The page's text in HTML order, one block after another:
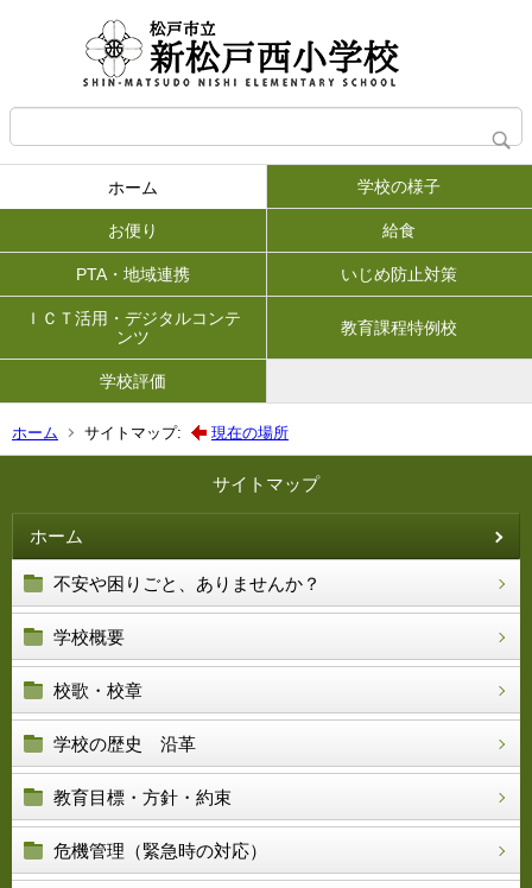
ホーム 学校の様子
お便り 給食
PTA・地域連携 いじめ防止対策
ＩＣＴ活用・デジタルコンテ
ンツ
教育課程特例校
学校評価
ホーム サイトマップ: 現在の場所
サイトマップ
ホーム
不安や困りごと、ありませんか？
学校概要
校歌・校章
学校の歴史 沿革
教育目標・方針・約束
危機管理（緊急時の対応）